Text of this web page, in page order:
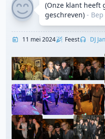
(Onze klant heeft
geschreven) - Bep
11 mei 2024 Feest DJ Jan